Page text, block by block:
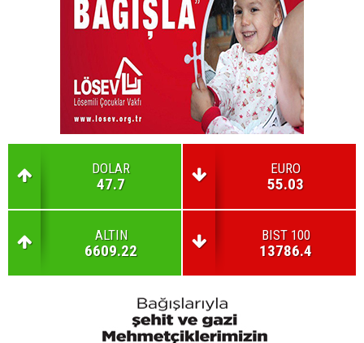
DOLAR
47.7
EURO
55.03
ALTIN
6609.22
BIST 100
13786.4